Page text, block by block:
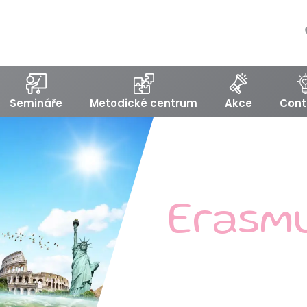
Semináře Metodické centrum Akce